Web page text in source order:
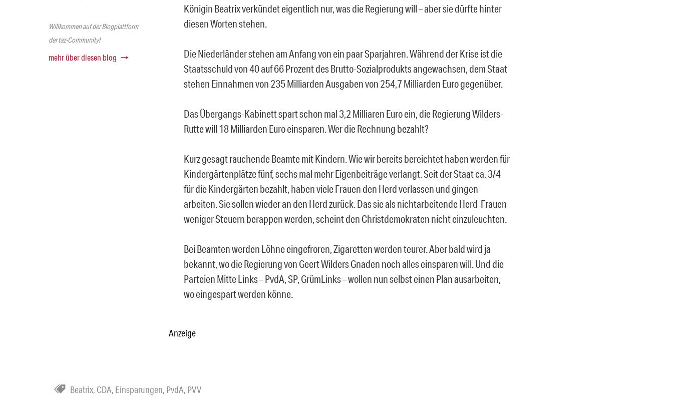
Willkommen auf der Blogplattform
der taz-Community!
mehr über diesen blog
Königin Beatrix verkündet eigentlich nur, was die Regierung will – aber sie dürfte hinter
diesen Worten stehen.
Die Niederländer stehen am Anfang von ein paar Sparjahren. Während der Krise ist die
Staatsschuld von 40 auf 66 Prozent des Brutto-Sozialprodukts angewachsen, dem Staat
stehen Einnahmen von 235 Milliarden Ausgaben von 254,7 Milliarden Euro gegenüber.
Das Übergangs-Kabinett spart schon mal 3,2 Milliaren Euro ein, die Regierung Wilders-
Rutte will 18 Milliarden Euro einsparen. Wer die Rechnung bezahlt?
Kurz gesagt rauchende Beamte mit Kindern. Wie wir bereits bereichtet haben werden für
Kindergärtenplätze fünf, sechs mal mehr Eigenbeiträge verlangt. Seit der Staat ca. 3/4
für die Kindergärten bezahlt, haben viele Frauen den Herd verlassen und gingen
arbeiten. Sie sollen wieder an den Herd zurück. Das sie als nichtarbeitende Herd-Frauen
weniger Steuern berappen werden, scheint den Christdemokraten nicht einzuleuchten.
Bei Beamten werden Löhne eingefroren, Zigaretten werden teurer. Aber bald wird ja
bekannt, wo die Regierung von Geert Wilders Gnaden noch alles einsparen will. Und die
Parteien Mitte Links – PvdA, SP, GrümLinks – wollen nun selbst einen Plan ausarbeiten,
wo eingespart werden könne.
Anzeige
Beatrix, CDA, Einsparungen, PvdA, PVV